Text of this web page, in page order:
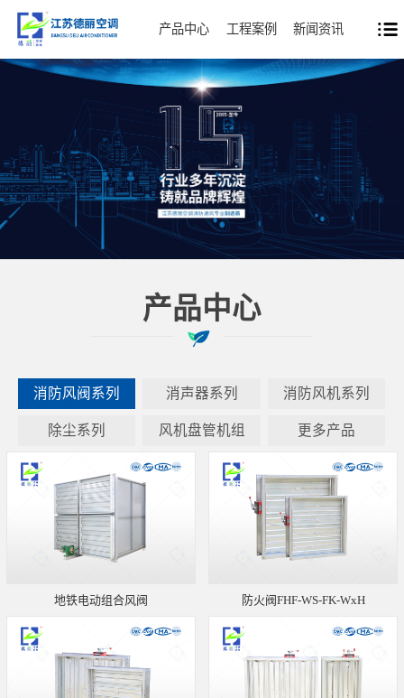
产品中心 工程案例 新闻资讯
产品中心
消防风阀系列 消声器系列 消防风机系列
除尘系列 风机盘管机组 更多产品
地铁电动组合风阀 防火阀FHF-WS-FK-WxH